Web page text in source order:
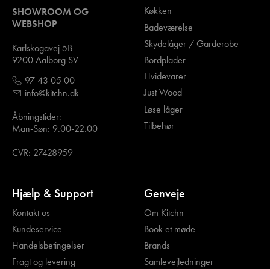
SHOWROOM OG
WEBSHOP
Karlskogavej 5B
9200 Aalborg SV
97 43 05 00
info@kitchn.dk
Åbningstider:
Man-Søn: 9.00-22.00
CVR: 27428959
Køkken
Badeværelse
Skydelåger / Garderobe
Bordplader
Hvidevarer
Just Wood
Løse låger
Tilbehør
Hjælp & Support
Kontakt os
Kundeservice
Handelsbetingelser
Fragt og levering
Genveje
Om Kitchn
Book et møde
Brands
Samlevejledninger